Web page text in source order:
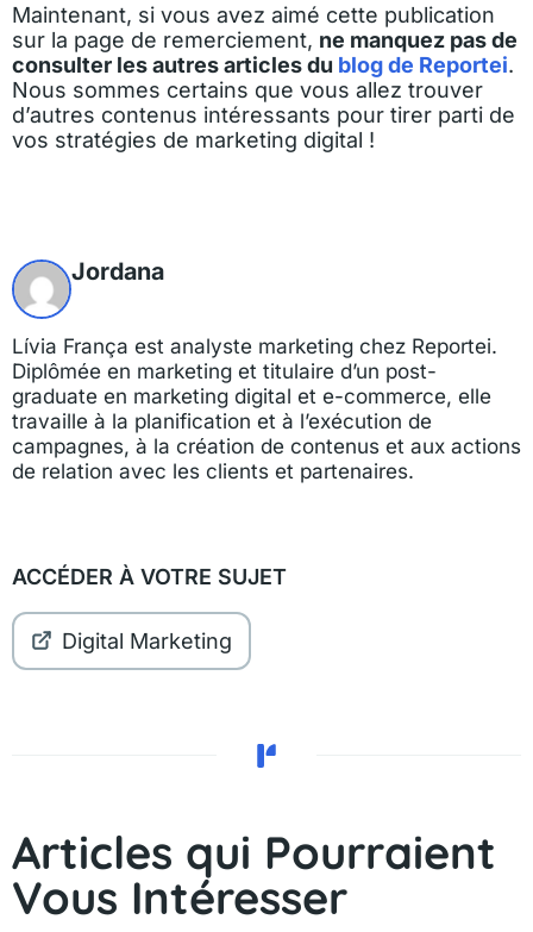
Maintenant, si vous avez aimé cette publication
sur la page de remerciement, ne manquez pas de
consulter les autres articles du blog de Reportei.
Nous sommes certains que vous allez trouver
d’autres contenus intéressants pour tirer parti de
vos stratégies de marketing digital !
Jordana
Lívia França est analyste marketing chez Reportei.
Diplômée en marketing et titulaire d’un post-
graduate en marketing digital et e-commerce, elle
travaille à la planification et à l’exécution de
campagnes, à la création de contenus et aux actions
de relation avec les clients et partenaires.
ACCÉDER À VOTRE SUJET
Digital Marketing
Articles qui Pourraient
Vous Intéresser